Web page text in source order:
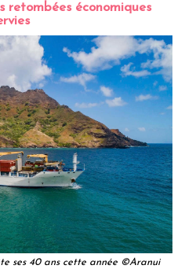
retombées économiques
ses 40 ans cette année ©Aranui